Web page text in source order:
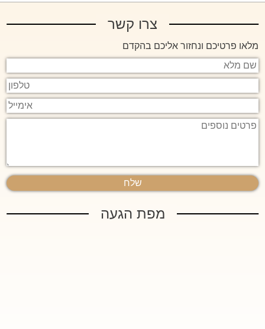
צרו קשר
מלאו פרטיכם ונחזור אליכם בהקדם
שם
מלא
פרטים
מפת הגעה